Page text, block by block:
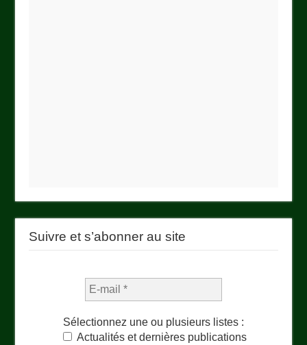
Suivre et s’abonner au site
Sélectionnez une ou plusieurs listes :
Actualités et dernières publications